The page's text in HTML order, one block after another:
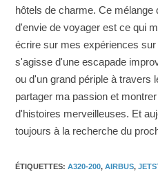
hôtels de charme. Ce mélange
d'envie de voyager est ce qui
écrire sur mes expériences
s'agisse d'une escapade
ou d'un grand périple à travers
partager ma passion et
d'histoires merveilleuses. Et
toujours à la recherche du
ÉTIQUETTES:A320-200, AIRBUS,